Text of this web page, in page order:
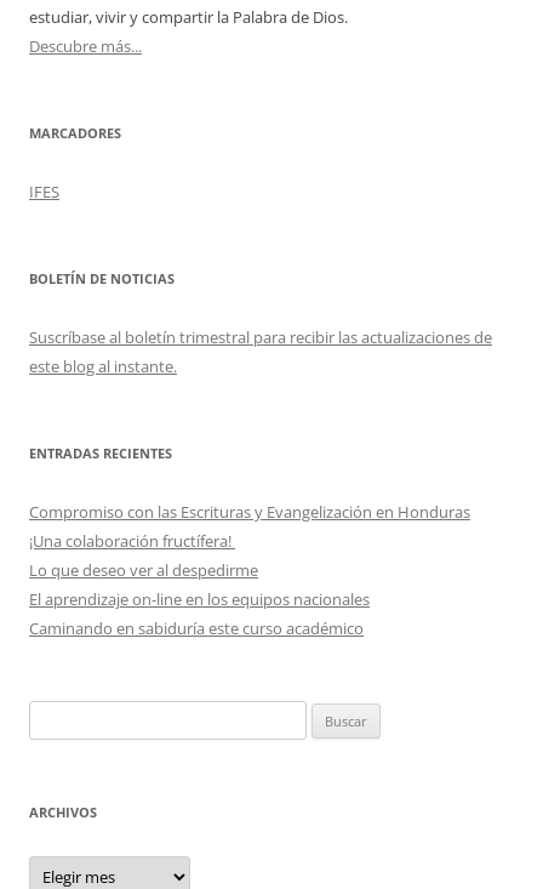
estudiar, vivir y compartir la Palabra de Dios.
Descubre más...
MARCADORES
IFES
BOLETÍN DE NOTICIAS
Suscríbase al boletín trimestral para recibir las actualizaciones de
este blog al instante.
ENTRADAS RECIENTES
Compromiso con las Escrituras y Evangelización en Honduras
¡Una colaboración fructífera!
Lo que deseo ver al despedirme
El aprendizaje on-line en los equipos nacionales
Caminando en sabiduría este curso académico
ARCHIVOS
Archivos